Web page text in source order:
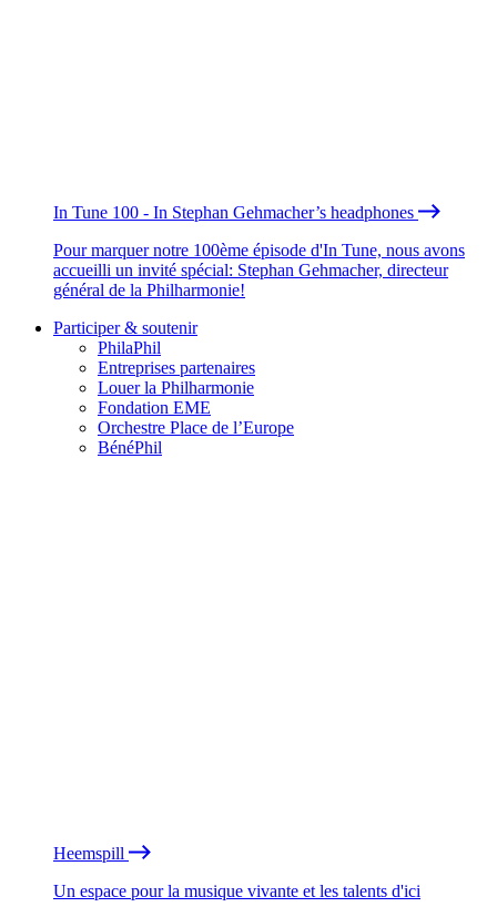
In Tune 100 - In Stephan Gehmacher’s headphones
Pour marquer notre 100ème épisode d'In Tune, nous avons
accueilli un invité spécial: Stephan Gehmacher, directeur
général de la Philharmonie!
Participer & soutenir
PhilaPhil
Entreprises partenaires
Louer la Philharmonie
Fondation EME
Orchestre Place de l’Europe
BénéPhil
Heemspill
Un espace pour la musique vivante et les talents d'ici